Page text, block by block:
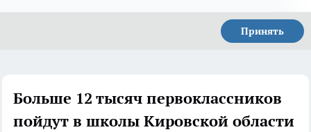
Принять
Больше 12 тысяч первоклассников
пойдут в школы Кировской области